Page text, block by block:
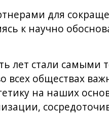
для
к научно
лет стали самыми
обществах
на наших